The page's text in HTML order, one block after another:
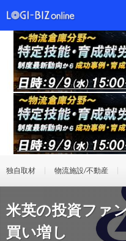
独自取材 物流施設/不動産
米英の投資ファ
買い増し